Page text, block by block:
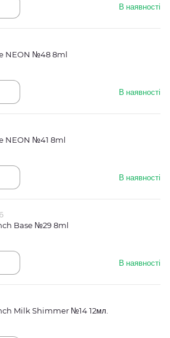
В наявності
NEON №48 8ml
В наявності
NEON №41 8ml
В наявності
Base №29 8ml
В наявності
Milk Shimmer №14 12мл.